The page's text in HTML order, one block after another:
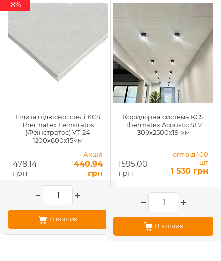
Плита підвісної стелі KCS
Thermatex Feinstratos
(Феінстратос) VT-24
1200х600х15мм
-8%
478.14
грн
Акція
440.94
грн
В кошик
Коридорна система KCS
Thermatex Acoustic SL2
300x2500х19 мм
1595.00
грн
опт від 100
шт
1 530 грн
В кошик